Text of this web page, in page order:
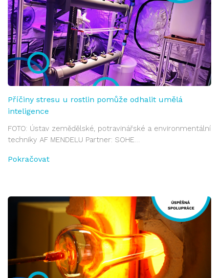
Příčiny stresu u rostlin pomůže odhalit umělá
inteligence
FOTO: Ústav zemědělské, potravinářské a environmentální
techniky AF MENDELU Partner: SOHE…
Pokračovat